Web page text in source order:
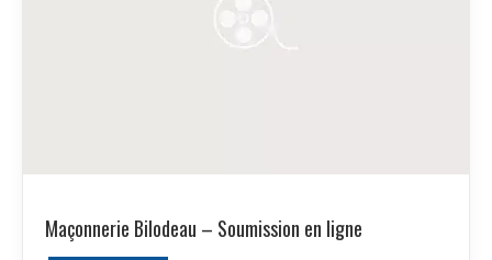
Maçonnerie Bilodeau – Soumission en ligne